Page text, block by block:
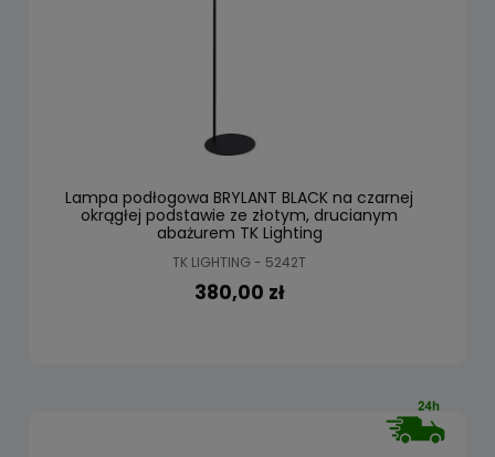
Lampa podłogowa BRYLANT BLACK na czarnej
okrągłej podstawie ze złotym, drucianym
abażurem TK Lighting
TK LIGHTING - 5242T
380,00 zł